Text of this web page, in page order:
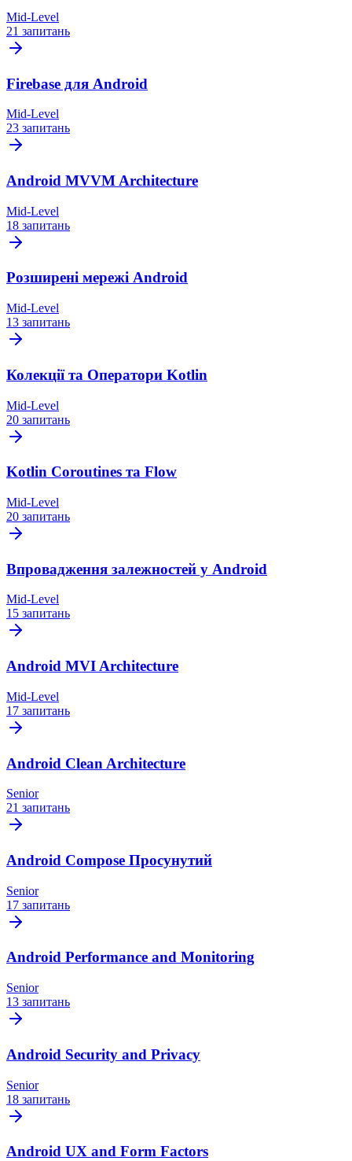
Mid-Level
21 запитань
Firebase для Android
Mid-Level
23 запитань
Android MVVM Architecture
Mid-Level
18 запитань
Розширені мережі Android
Mid-Level
13 запитань
Колекції та Оператори Kotlin
Mid-Level
20 запитань
Kotlin Coroutines та Flow
Mid-Level
20 запитань
Впровадження залежностей у Android
Mid-Level
15 запитань
Android MVI Architecture
Mid-Level
17 запитань
Android Clean Architecture
Senior
21 запитань
Android Compose Просунутий
Senior
17 запитань
Android Performance and Monitoring
Senior
13 запитань
Android Security and Privacy
Senior
18 запитань
Android UX and Form Factors